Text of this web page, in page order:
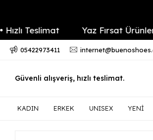
Teslimat Yaz Fırsat Ürünlerine
05422973411
Güvenli alışveriş, hızlı teslimat.
KADIN ERKEK UNISEX YENİ